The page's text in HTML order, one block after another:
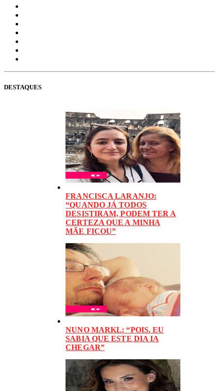
DESTAQUES
FRANCISCA LARANJO:
“QUANDO JÁ TODOS
DESISTIRAM, PODEM TER A
CERTEZA QUE A MINHA
MÃE FICOU”
NUNO MARKL: “POIS. EU
SABIA QUE ESTE DIA IA
CHEGAR”